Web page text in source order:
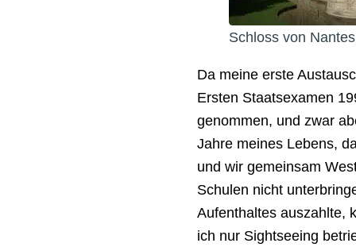
Schloss von Nantes
Da meine erste
Ersten Staatsexamen
genommen, und zwar
Jahre meines Lebens,
und wir gemeinsam
Schulen nicht
Aufenthaltes auszahlte,
ich nur Sightseeing